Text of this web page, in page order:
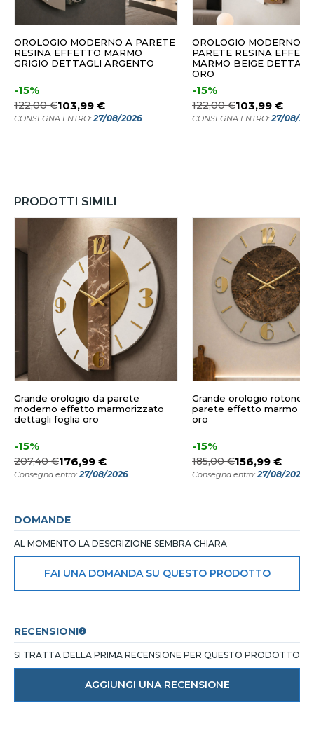
OROLOGIO MODERNO A PARETE
RESINA EFFETTO MARMO
GRIGIO DETTAGLI ARGENTO
-15%
122,00 €103,99 €
CONSEGNA ENTRO:27/08/2026
OROLOGIO MODERNO
PARETE RESINA
MARMO BEIGE
ORO
-15%
122,00 €103,99 €
CONSEGNA ENTRO:27/08/
PRODOTTI SIMILI
Grande orologio da parete
moderno effetto marmorizzato
dettagli foglia oro
-15%
207,40 €176,99 €
Consegna entro:27/08/2026
Grande orologio rotondo
parete effetto marmo
oro
-15%
185,00 €156,99 €
Consegna entro:27/08/2026
DOMANDE
AL MOMENTO LA DESCRIZIONE SEMBRA CHIARA
FAI UNA DOMANDA SU QUESTO PRODOTTO
RECENSIONI
SI TRATTA DELLA PRIMA RECENSIONE PER QUESTO PRODOTTO
AGGIUNGI UNA RECENSIONE